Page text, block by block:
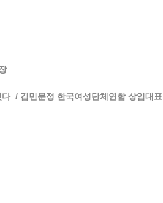
/ 김민문정 한국여성단체연합 상임대표